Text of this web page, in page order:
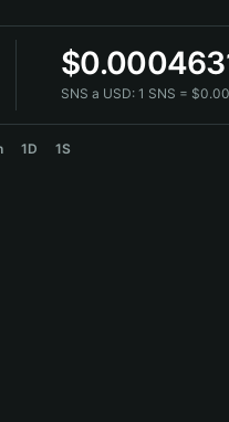
$
SNS a USD: 1 SNS =
1D 1S